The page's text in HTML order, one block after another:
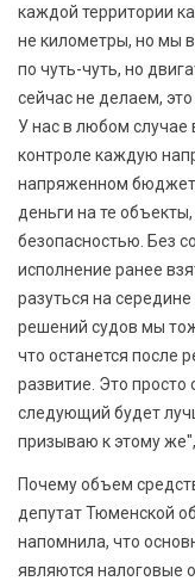
каждой территории
не километры, но мы
по чуть-чуть, но
сейчас не делаем,
У нас в любом
контроле каждую
напряженном
деньги на те
безопасностью. Без
исполнение ранее
разуться на
решений судов мы
что останется после
развитие. Это просто
следующий будет
призываю к этому
Почему объем
депутат Тюменской
напомнила, что
являются налоговые